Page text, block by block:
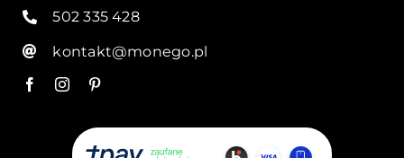
502 335 428
kontakt@monego.pl